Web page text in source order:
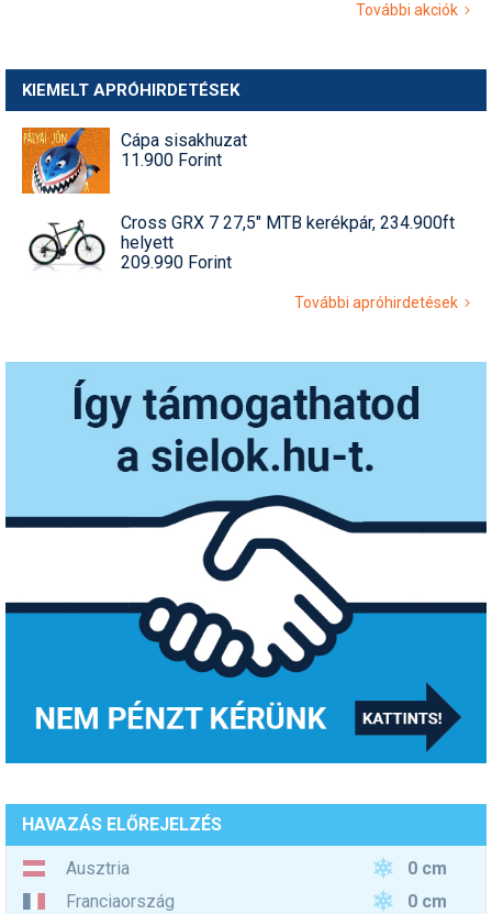
További akciók
KIEMELT APRÓHIRDETÉSEK
Cápa sisakhuzat
11.900 Forint
Cross GRX 7 27,5" MTB kerékpár, 234.900ft
helyett
209.990 Forint
További apróhirdetések
HAVAZÁS ELŐREJELZÉS
Ausztria
0 cm
Franciaország
0 cm